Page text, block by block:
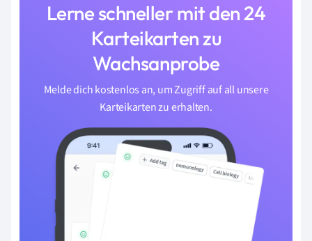
Lerne schneller mit den 24
Karteikarten zu
Wachsanprobe
Melde dich kostenlos an, um Zugriff auf all unsere
Karteikarten zu erhalten.